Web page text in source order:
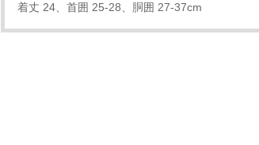
着丈 24、首囲 25-28、胴囲 27-37cm